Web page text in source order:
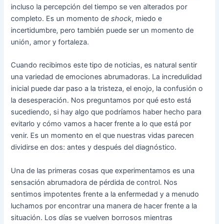
incluso la percepción del tiempo se ven alterados por
completo. Es un momento de shock, miedo e
incertidumbre, pero también puede ser un momento de
unión, amor y fortaleza.
Cuando recibimos este tipo de noticias, es natural sentir
una variedad de emociones abrumadoras. La incredulidad
inicial puede dar paso a la tristeza, el enojo, la confusión o
la desesperación. Nos preguntamos por qué esto está
sucediendo, si hay algo que podríamos haber hecho para
evitarlo y cómo vamos a hacer frente a lo que está por
venir. Es un momento en el que nuestras vidas parecen
dividirse en dos: antes y después del diagnóstico.
Una de las primeras cosas que experimentamos es una
sensación abrumadora de pérdida de control. Nos
sentimos impotentes frente a la enfermedad y a menudo
luchamos por encontrar una manera de hacer frente a la
situación. Los días se vuelven borrosos mientras